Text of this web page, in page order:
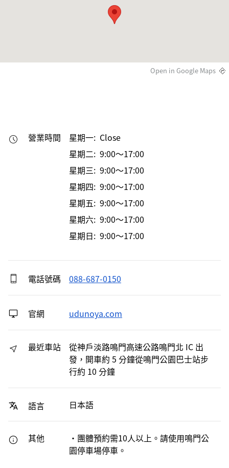
Open in Google Maps
營業時間
星期一: Close
星期二: 9:00～17:00
星期三: 9:00～17:00
星期四: 9:00～17:00
星期五: 9:00～17:00
星期六: 9:00～17:00
星期日: 9:00～17:00
電話號碼 088-687-0150
官網 udunoya.com
最近車站
從神戶淡路鳴門高速公路鳴門北 IC 出
發，開車約 5 分鐘從鳴門公園巴士站步
行約 10 分鐘
語言 日本語
其他
・團體預約需10人以上。請使用鳴門公
園停車場停車。